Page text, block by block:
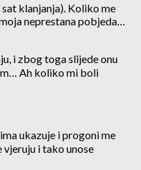
klanjanja). Koliko me
neprestana pobjeda…
i zbog toga slijede onu
Ah koliko mi boli
ukazuje i progoni me
i tako unose